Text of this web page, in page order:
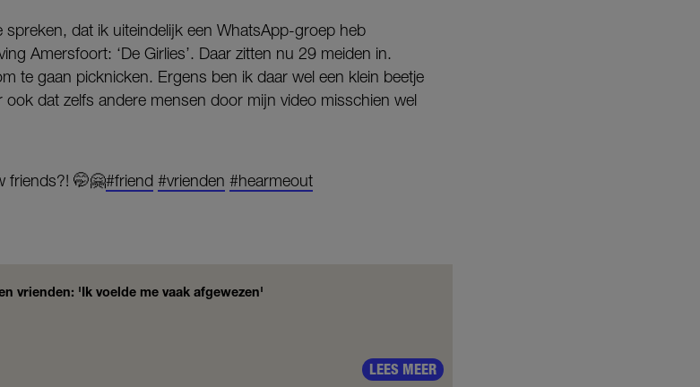
spreken, dat ik uiteindelijk een WhatsApp-groep heb
Amersfoort: ‘De Girlies’. Daar zitten nu 29 meiden in.
te gaan picknicken. Ergens ben ik daar wel een klein beetje
dat zelfs andere mensen door mijn video misschien wel
friends?! 🤭🤗#friend #vrienden #hearmeout
vrienden: 'Ik voelde me vaak afgewezen'
LEES MEER